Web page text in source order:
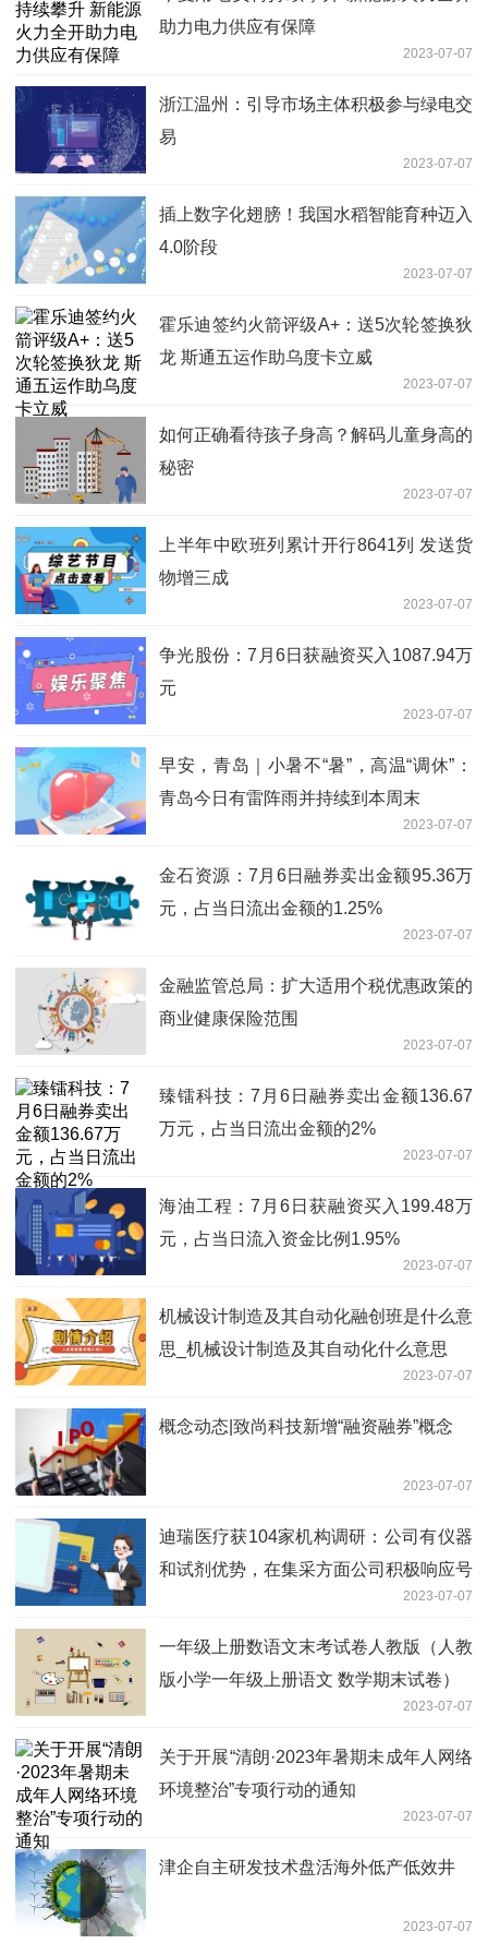
助力电力供应有保障
2023-07-07
浙江温州：引导市场主体积极参与绿电交
易
2023-07-07
插上数字化翅膀！我国水稻智能育种迈入
4.0阶段
2023-07-07
霍乐迪签约火箭评级A+：送5次轮签换狄
龙 斯通五运作助乌度卡立威
2023-07-07
如何正确看待孩子身高？解码儿童身高的
秘密
2023-07-07
上半年中欧班列累计开行8641列 发送货
物增三成
2023-07-07
争光股份：7月6日获融资买入1087.94万
元
2023-07-07
早安，青岛｜小暑不“暑”，高温“调休”：
青岛今日有雷阵雨并持续到本周末
2023-07-07
金石资源：7月6日融券卖出金额95.36万
元，占当日流出金额的1.25%
2023-07-07
金融监管总局：扩大适用个税优惠政策的
商业健康保险范围
2023-07-07
臻镭科技：7月6日融券卖出金额136.67
万元，占当日流出金额的2%
2023-07-07
海油工程：7月6日获融资买入199.48万
元，占当日流入资金比例1.95%
2023-07-07
机械设计制造及其自动化融创班是什么意
思_机械设计制造及其自动化什么意思
2023-07-07
概念动态|致尚科技新增“融资融券”概念
2023-07-07
迪瑞医疗获104家机构调研：公司有仪器
和试剂优势，在集采方面公司积极响应号
召，参与产品报价，争取多品种入选，进
一步增加在三甲医院的市场份额（附调研
问答）
2023-07-07
一年级上册数语文末考试卷人教版（人教
版小学一年级上册语文 数学期末试卷）
2023-07-07
关于开展“清朗·2023年暑期未成年人网络
环境整治”专项行动的通知
2023-07-07
津企自主研发技术盘活海外低产低效井
2023-07-07